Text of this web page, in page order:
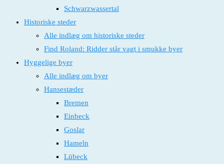
Schwarzwassertal
Historiske steder
Alle indlæg om historiske steder
Find Roland: Ridder står vagt i smukke byer
Hyggelige byer
Alle indlæg om byer
Hansestæder
Bremen
Einbeck
Goslar
Hameln
Lübeck